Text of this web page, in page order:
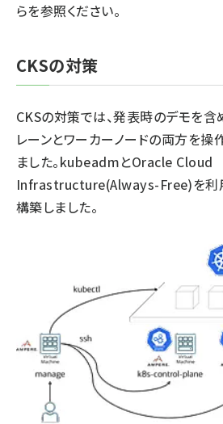
らを参照ください。
CKSの対策
CKSの対策では、発表時のデモを含
レーンとワーカーノードの両方を操
ました。kubeadmとOracle Cloud
Infrastructure(Always-Free)を利
構築しました。